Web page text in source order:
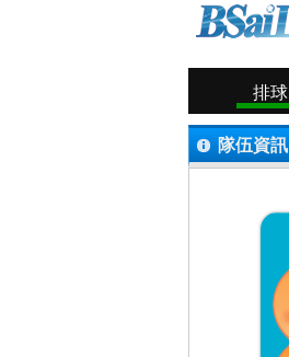
排球
隊伍資訊